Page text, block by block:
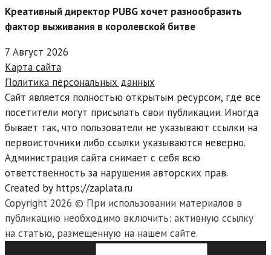
Креативный директор PUBG хочет разнообразить
фактор выживания в королевской битве
7 Август 2026
Карта сайта
Политика персональных данных
Сайт является полностью открытым ресурсом, где все
посетители могут присылать свои публикации. Иногда
бывает так, что пользователи не указывают ссылки на
первоисточники либо ссылки указываются неверно.
Администрация сайта снимает с себя всю
ответственность за нарушения авторских прав.
Created by https://zaplata.ru
Copyright 2026 © При использовании материалов в
публикацию необходимо включить: активную ссылку
на статью, размещенную на нашем сайте.